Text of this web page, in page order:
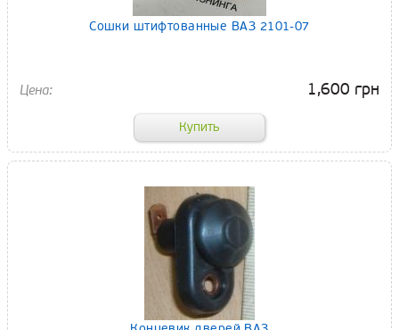
Сошки штифтованные ВАЗ 2101-07
1,600 грн